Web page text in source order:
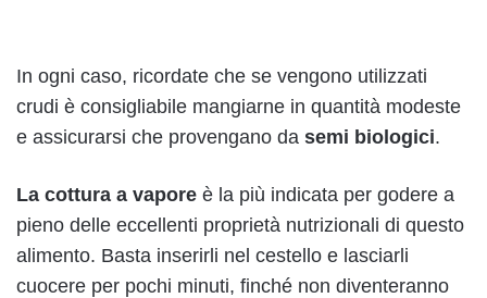
In ogni caso, ricordate che se vengono utilizzati
crudi è consigliabile mangiarne in quantità modeste
e assicurarsi che provengano da semi biologici.
La cottura a vapore è la più indicata per godere a
pieno delle eccellenti proprietà nutrizionali di questo
alimento. Basta inserirli nel cestello e lasciarli
cuocere per pochi minuti, finché non diventeranno